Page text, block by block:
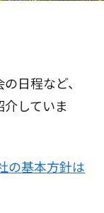
日程など、
していま
の基本方針は